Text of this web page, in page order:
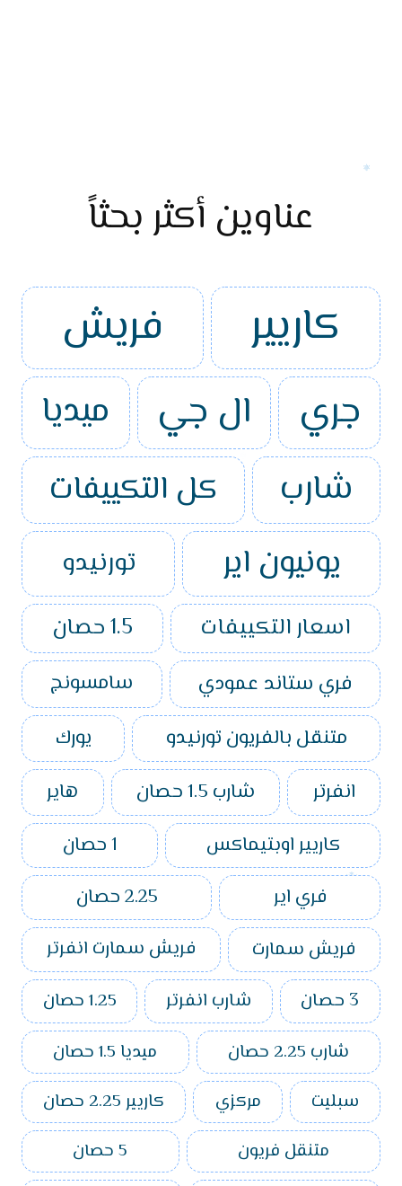
عناوين أكثر بحثاً
كاريير فريش
جري ال جي ميديا
شارب
كل التكييفات
يونيون اير
تورنيدو
اسعار التكييفات 1.5 حصان
فري ستاند عمودي
سامسونج
متنقل بالفريون تورنيدو
يورك
انفرتر
شارب 1.5 حصان
هاير
كاريير اوبتيماكس
1 حصان
فري اير
2.25 حصان
فريش سمارت
فريش سمارت انفرتر
3 حصان
شارب انفرتر 1.25 حصان
شارب 2.25 حصان ميديا 1.5 حصان
سبليت مركزي
كاريير 2.25 حصان
متنقل فريون
5 حصان